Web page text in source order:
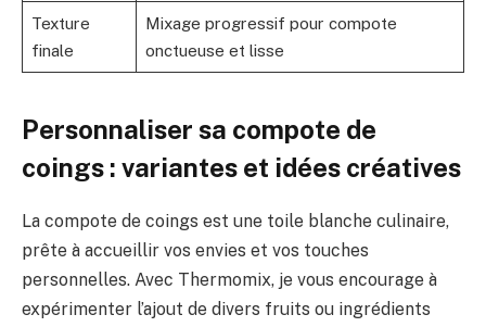
Texture
finale
Mixage progressif pour compote
onctueuse et lisse
Personnaliser sa compote de
coings : variantes et idées créatives
La compote de coings est une toile blanche culinaire,
prête à accueillir vos envies et vos touches
personnelles. Avec Thermomix, je vous encourage à
expérimenter l’ajout de divers fruits ou ingrédients